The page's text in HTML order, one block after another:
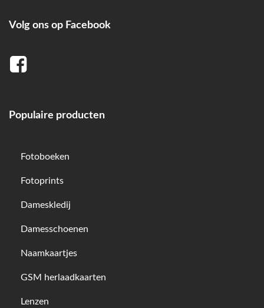
Volg ons op Facebook
Populaire producten
Fotoboeken
Fotoprints
Dameskledij
Damesschoenen
Naamkaartjes
GSM herlaadkaarten
Lenzen